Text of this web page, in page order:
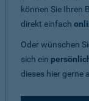
können Sie Ihren
direkt einfach
Oder wünschen
sich ein
dieses hier gerne